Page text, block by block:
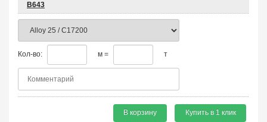
B643
Кол-во: м = т
В корзину Купить в 1 клик